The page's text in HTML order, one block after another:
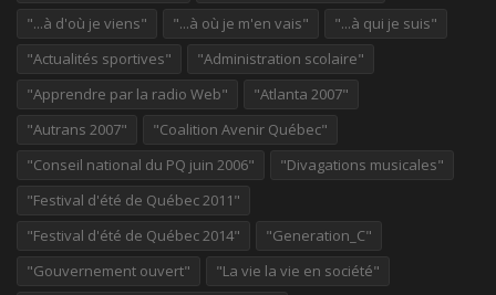
"...à d'où je viens"
"...à où je m'en vais"
"...à qui je suis"
"Actualités sportives"
"Administration scolaire"
"Apprendre par la radio Web"
"Atlanta 2007"
"Autrans 2007"
"Coalition Avenir Québec"
"Conseil national du PQ juin 2006"
"Divagations musicales"
"Festival d'été de Québec 2011"
"Festival d'été de Québec 2014"
"Generation_C"
"Gouvernement ouvert"
"La vie la vie en société"